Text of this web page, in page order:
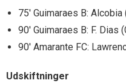
75′ Guimaraes B:
90′ Guimaraes B: F. Dias
90′ Amarante FC:
Udskiftninger